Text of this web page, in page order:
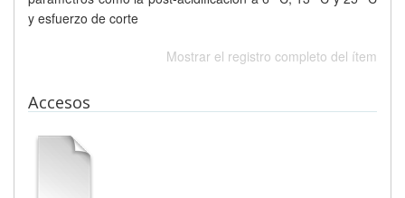
y esfuerzo de corte
Mostrar el registro completo del ítem
Accesos